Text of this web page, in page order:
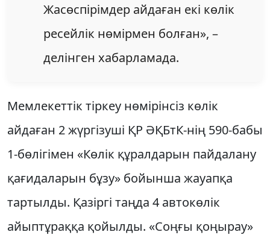
Жасөспірімдер айдаған екі көлік
ресейлік нөмірмен болған», –
делінген хабарламада.
Мемлекеттік тіркеу нөмірінсіз көлік
айдаған 2 жүргізуші ҚР ӘҚБтК-нің 590-бабы
1-бөлігімен «Көлік құралдарын пайдалану
қағидаларын бұзу» бойынша жауапқа
тартылды. Қазіргі таңда 4 автокөлік
айыптұраққа қойылды. «Соңғы қоңырау»